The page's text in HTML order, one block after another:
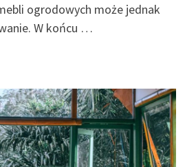
ogrodowych może jednak
W końcu …